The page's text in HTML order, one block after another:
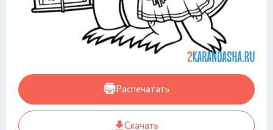
Распечатать
Скачать